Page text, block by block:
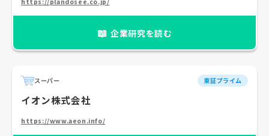
📖 企業研究を読む
スーパー 東証プライム
イオン株式会社
https://www.aeon.info/